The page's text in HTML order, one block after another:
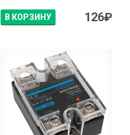
В КОРЗИНУ 126₽